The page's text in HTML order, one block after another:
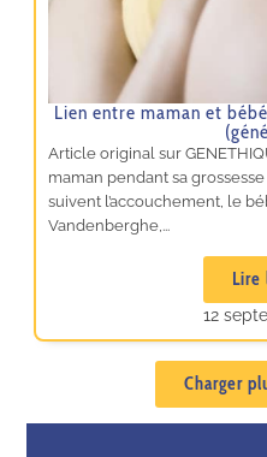
Lien entre maman et
Article original sur
maman pendant sa
suivent l’accouchement, le
Vandenberghe,...
Lire
12
Charger